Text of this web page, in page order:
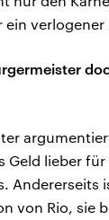
verlogener
Geld lieber
Andererseits
von Rio, sie